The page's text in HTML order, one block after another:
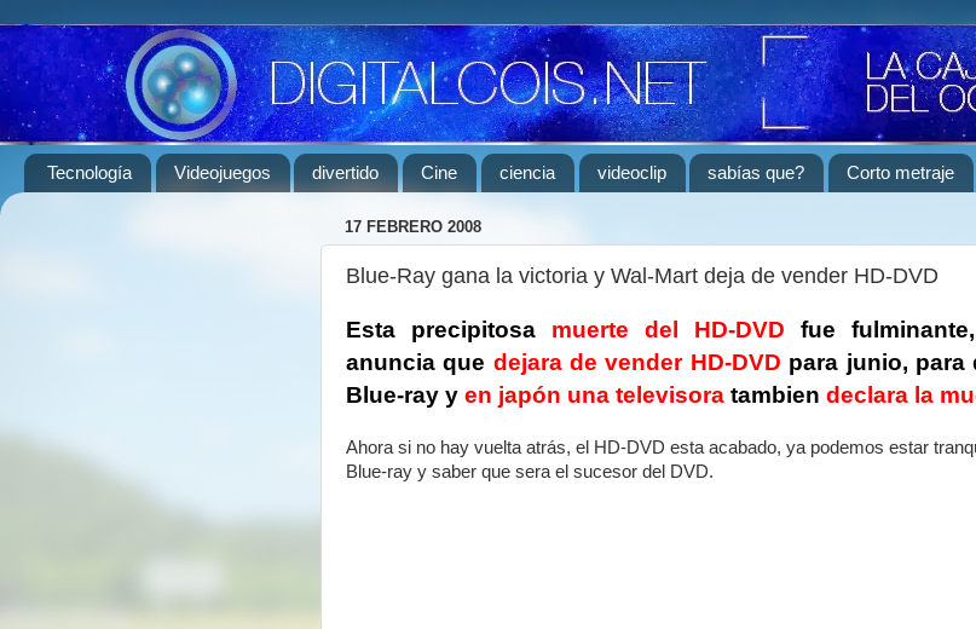
Tecnología Videojuegos divertido Cine ciencia videoclip sabías que? Corto metraje
17 FEBRERO 2008
Blue-Ray gana la victoria y Wal-Mart deja de vender HD-DVD
Esta precipitosa muerte del HD-DVD fue
anuncia que dejara de vender HD-DVD para junio, para
Blue-ray y en japón una televisora tambien declara la
Ahora si no hay vuelta atrás, el HD-DVD esta acabado, ya podemos estar
Blue-ray y saber que sera el sucesor del DVD.